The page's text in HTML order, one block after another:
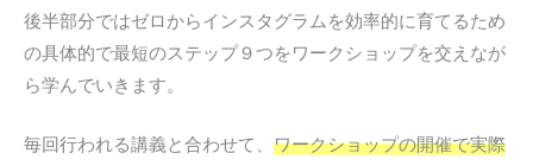
後半部分ではゼロからインスタグラムを効率的に育てるため
の具体的で最短のステップ９つをワークショップを交えなが
ら学んでいきます。
毎回行われる講義と合わせて、 ワークショップの開催で実際